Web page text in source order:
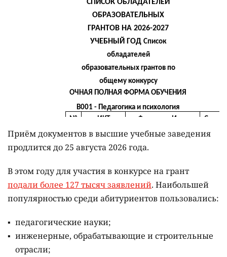
Приём документов в высшие учебные заведения
продлится до 25 августа 2026 года.
В этом году для участия в конкурсе на грант
подали более 127 тысяч заявлений. Наибольшей
популярностью среди абитуриентов пользовались:
педагогические науки;
инженерные, обрабатывающие и строительные
отрасли;